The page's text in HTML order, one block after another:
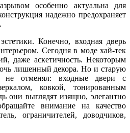
особенно актуальна для
надежно предохраняет
Конечно, входная дверь
Сегодня в моде хай-тек
даже аскетичность. Некоторым
лишенный декора. Но и старую
не отменял: входные двери с
ковкой, тонированным
они выглядят изящно, элегантно
внимание на качество
ограничителей, доводчиков,